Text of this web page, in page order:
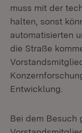
muss mit der
halten, sonst
automatisierten
die Straße
Entwicklung.
Bei dem Besuch